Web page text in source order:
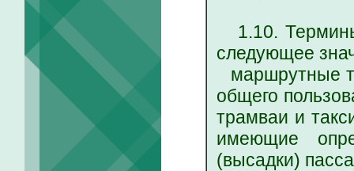
1.10.
следующее
маршрутные
общего
трамваи и
имеющие
(высадки)